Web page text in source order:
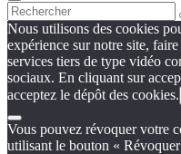
Nous utilisons des cookies
expérience sur notre site,
services tiers de type vidéo
sociaux. En cliquant sur
acceptez le dépôt des cookies.
Vous pouvez révoquer votre
utilisant le bouton «